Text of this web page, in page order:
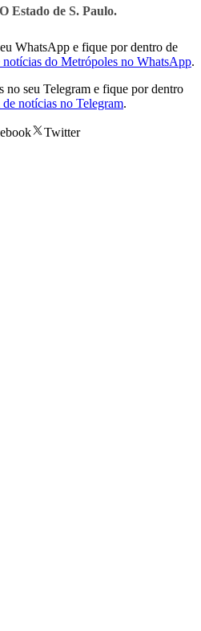
O Estado de S. Paulo.
WhatsApp e fique por dentro de
notícias do Metrópoles no WhatsApp.
no seu Telegram e fique por dentro
de notícias no Telegram.
Twitter